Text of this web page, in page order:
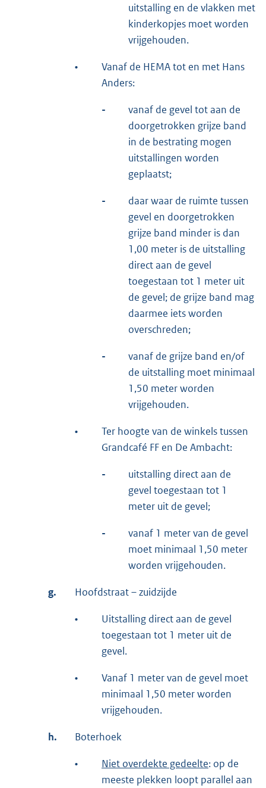
uitstalling en de vlakken met
kinderkopjes moet worden
vrijgehouden.
•
Vanaf de HEMA tot en met Hans
Anders:
-
vanaf de gevel tot aan de
doorgetrokken grijze band
in de bestrating mogen
uitstallingen worden
geplaatst;
-
daar waar de ruimte tussen
gevel en doorgetrokken
grijze band minder is dan
1,00 meter is de uitstalling
direct aan de gevel
toegestaan tot 1 meter uit
de gevel; de grijze band mag
daarmee iets worden
overschreden;
-
vanaf de grijze band en/of
de uitstalling moet minimaal
1,50 meter worden
vrijgehouden.
•
Ter hoogte van de winkels tussen
Grandcafé FF en De Ambacht:
-
uitstalling direct aan de
gevel toegestaan tot 1
meter uit de gevel;
-
vanaf 1 meter van de gevel
moet minimaal 1,50 meter
worden vrijgehouden.
g. Hoofdstraat – zuidzijde
•
Uitstalling direct aan de gevel
toegestaan tot 1 meter uit de
gevel.
•
Vanaf 1 meter van de gevel moet
minimaal 1,50 meter worden
vrijgehouden.
h. Boterhoek
• Niet overdekte gedeelte: op de
meeste plekken loopt parallel aan